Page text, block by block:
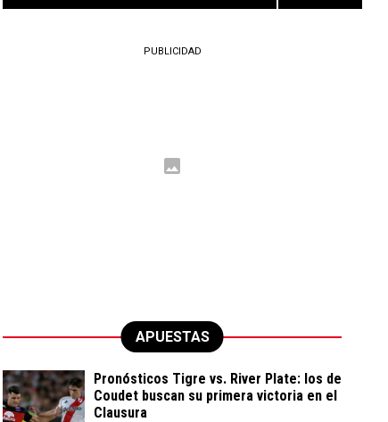
PUBLICIDAD
APUESTAS
Pronósticos Tigre vs. River Plate: los de
Coudet buscan su primera victoria en el
Clausura